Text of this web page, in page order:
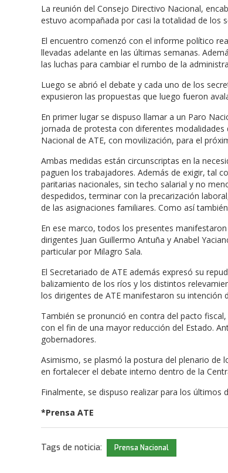
La reunión del Consejo Directivo Nacional,
estuvo acompañada por casi la totalidad de los
El encuentro comenzó con el informe político
llevadas adelante en las últimas semanas.
las luchas para cambiar el rumbo de la
Luego se abrió el debate y cada uno de los
expusieron las propuestas que luego fueron
En primer lugar se dispuso llamar a un Paro
jornada de protesta con diferentes
Nacional de ATE, con movilización, para el
Ambas medidas están circunscriptas en la
paguen los trabajadores. Además de exigir, tal
paritarias nacionales, sin techo salarial y no
despedidos, terminar con la precarización
de las asignaciones familiares. Como así
En ese marco, todos los presentes
dirigentes Juan Guillermo Antuña y Anabel
particular por Milagro Sala.
El Secretariado de ATE además expresó su
balizamiento de los ríos y los distintos
los dirigentes de ATE manifestaron su intención
También se pronunció en contra del pacto
con el fin de una mayor reducción del Estado.
gobernadores.
Asimismo, se plasmó la postura del plenario de
en fortalecer el debate interno dentro de la
Finalmente, se dispuso realizar para los últimos
*Prensa ATE
Tags de noticia: Prensa Nacional